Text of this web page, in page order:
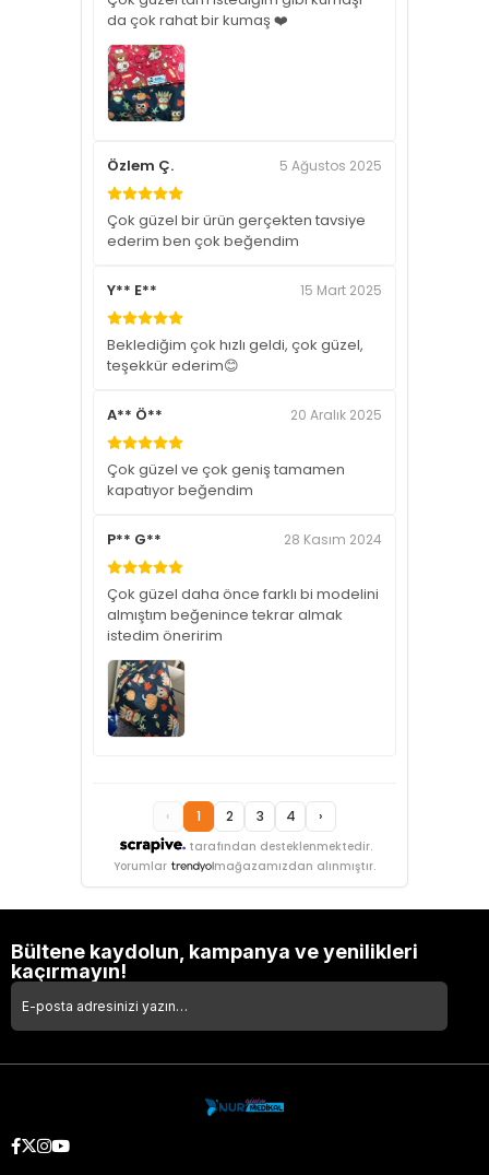
da çok rahat bir kumaş ❤️
Özlem Ç. 5 Ağustos 2025
Çok güzel bir ürün gerçekten tavsiye
ederim ben çok beğendim
Y** E** 15 Mart 2025
Beklediğim çok hızlı geldi, çok güzel,
teşekkür ederim😊
A** Ö** 20 Aralık 2025
Çok güzel ve çok geniş tamamen
kapatıyor beğendim
P** G** 28 Kasım 2024
Çok güzel daha önce farklı bi modelini
almıştım beğenince tekrar almak
istedim öneririm
tarafından desteklenmektedir.
‹ 1 2 3 4 ›
Yorumlar mağazamızdan alınmıştır.
Bültene kaydolun, kampanya ve yenilikleri
kaçırmayın!